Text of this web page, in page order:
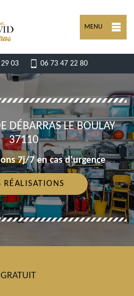
MENU
03 06 73 47 22 80
DÉBARRAS LE BOULAY
37110
7j/7 en cas d'urgence
RÉALISATIONS